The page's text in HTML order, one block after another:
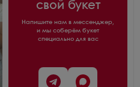
свой букет
Напишите нам в мессенджер,
и мы соберём букет
специально для вас